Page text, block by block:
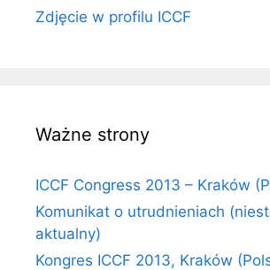
Zdjęcie w profilu ICCF
Ważne strony
ICCF Congress 2013 – Kraków
Komunikat o utrudnieniach
aktualny)
Kongres ICCF 2013, Kraków